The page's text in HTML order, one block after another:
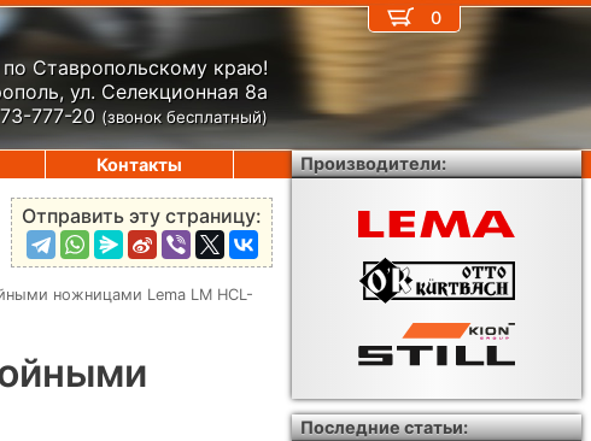
по Ставропольскому краю!
ул. Селекционная 8а
777-20 (звонок бесплатный)
Отправить эту страницу:
ножницами Lema LM HCL-
0
Контакты Производители:
Последние статьи: